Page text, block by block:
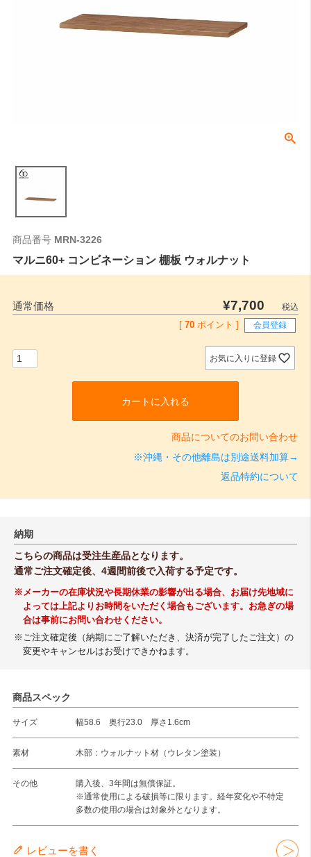
商品番号 MRN-3226
マルニ60+ コンビネーション 棚板 ウォルナット
通常価格 ¥7,700
税込
[ 70 ポイント ] 会員登録
お気に入りに登録
カートに入れる
商品についてのお問い合わせ
※沖縄・その他離島は別途送料加算→
返品特約について
納期
こちらの商品は受注生産品となります。
通常ご注文確定後、4週間前後で入荷する予定です。
※メーカーの在庫状況や長期休業の影響が出る場合、お届け先地域に
よっては上記よりお時間をいただく場合もございます。お急ぎの場
合は事前にお問い合わせください。
※ご注文確定後（納期にご了解いただき、決済が完了したご注文）の
変更やキャンセルはお受けできかねます。
商品スペック
サイズ 幅58.6 奥行23.0 厚さ1.6cm
素材 木部：ウォルナット材（ウレタン塗装）
その他
購入後、3年間は無償保証。
※通常使用による破損等に限ります。経年変化や不特定
多数の使用の場合は対象外となります。
レビューを書く